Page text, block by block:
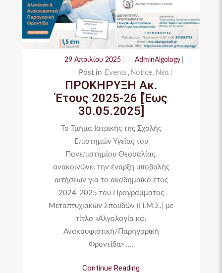
29 Απριλίου 2025 AdminAlgology
Post in Events , Notice , Νέα
ΠΡΟΚΗΡΥΞΗ Ακ.
Έτους 2025-26 [Έως
30.05.2025]
Το Τμήμα Ιατρικής της Σχολής
Επιστημών Υγείας του
Πανεπιστημίου Θεσσαλίας,
ανακοινώνει την έναρξη υποβολής
αιτήσεων για το ακαδημαϊκό έτος
2024-2025 του Προγράμματος
Μεταπτυχιακών Σπουδών (Π.Μ.Σ.) με
τίτλο «Αλγολογία και
Ανακουφιστική/Παρηγορική
Φροντίδα» ....
Continue Reading